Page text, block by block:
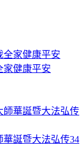
家健康平安
誕暨大法弘传34